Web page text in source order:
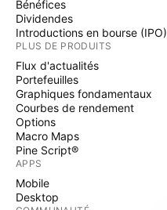
Bénéfices
Dividendes
Introductions en bourse (IPO)
PLUS DE PRODUITS
Flux d'actualités
Portefeuilles
Graphiques fondamentaux
Courbes de rendement
Options
Macro Maps
Pine Script®
APPS
Mobile
Desktop